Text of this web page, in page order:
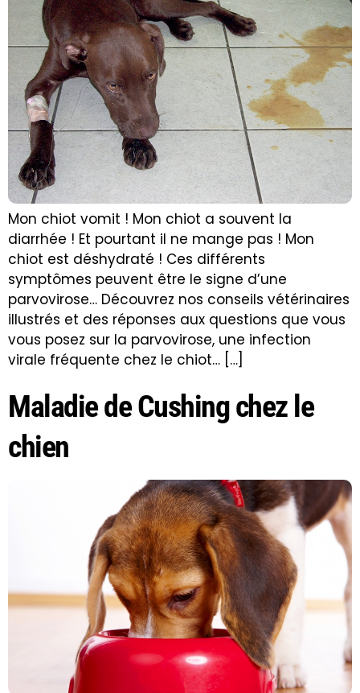
Mon chiot vomit ! Mon chiot a souvent la
diarrhée ! Et pourtant il ne mange pas ! Mon
chiot est déshydraté ! Ces différents
symptômes peuvent être le signe d’une
parvovirose… Découvrez nos conseils vétérinaires
illustrés et des réponses aux questions que vous
vous posez sur la parvovirose, une infection
virale fréquente chez le chiot… […]
Maladie de Cushing chez le
chien